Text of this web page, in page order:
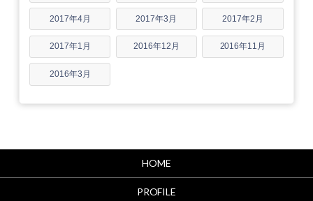
2017年4月 2017年3月 2017年2月
2017年1月 2016年12月 2016年11月
2016年3月
HOME
PROFILE